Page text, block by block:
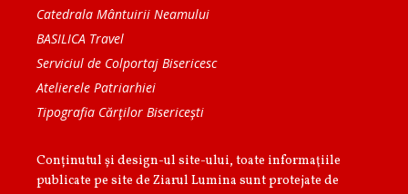
Catedrala Mântuirii Neamului
BASILICA Travel
Serviciul de Colportaj Bisericesc
Atelierele Patriarhiei
Tipografia Cărţilor Bisericeşti
Conținutul și design-ul site-ului, toate informaţiile
publicate pe site de Ziarul Lumina sunt protejate de